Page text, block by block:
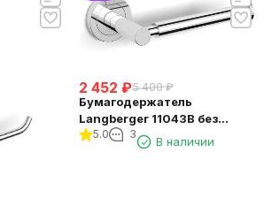
2 452 ₽5 400 ₽
Бумагодержатель
Langberger 11043B без
крышки выдвижной
5.0 3
В наличии